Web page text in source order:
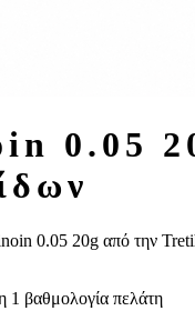
0.05 20g από την
1 βαθμολογία πελάτη